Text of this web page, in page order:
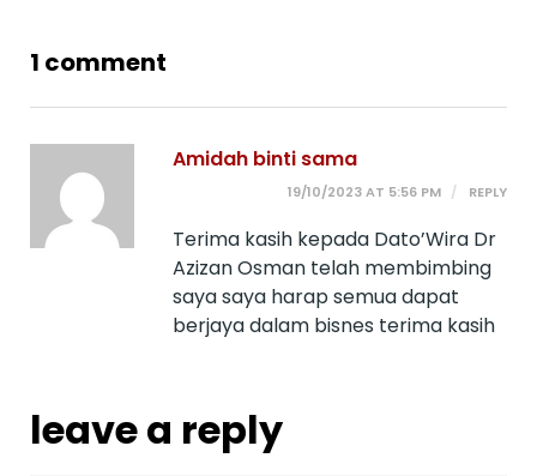
1 comment
Amidah binti sama
19/10/2023 AT 5:56 PM REPLY
Terima kasih kepada Dato’Wira Dr
Azizan Osman telah membimbing
saya saya harap semua dapat
berjaya dalam bisnes terima kasih
leave a reply